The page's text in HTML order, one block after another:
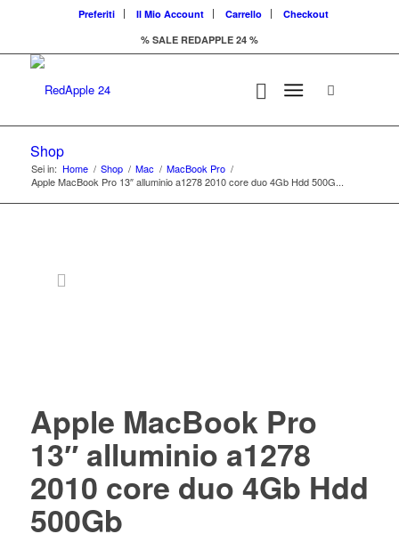
Preferiti Il Mio Account Carrello
Checkout
% SALE REDAPPLE 24 %
Shop
Sei in: Home / Shop / Mac / MacBook Pro /
Apple MacBook Pro 13″ alluminio a1278 2010 core duo 4Gb Hdd 500G...
Apple MacBook Pro
13″ alluminio a1278
2010 core duo 4Gb Hdd
500Gb